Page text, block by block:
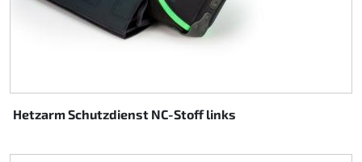
Hetzarm Schutzdienst NC-Stoff links